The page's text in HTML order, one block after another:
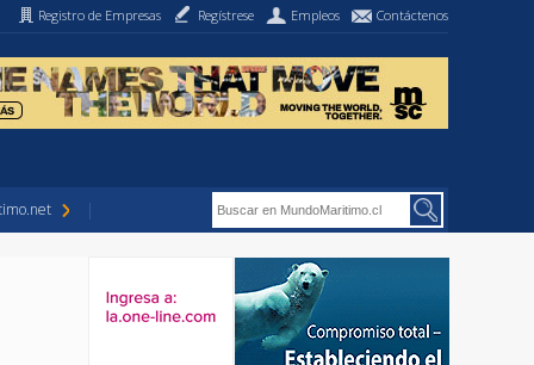
Registro de Empresas Regístrese Empleos Contáctenos